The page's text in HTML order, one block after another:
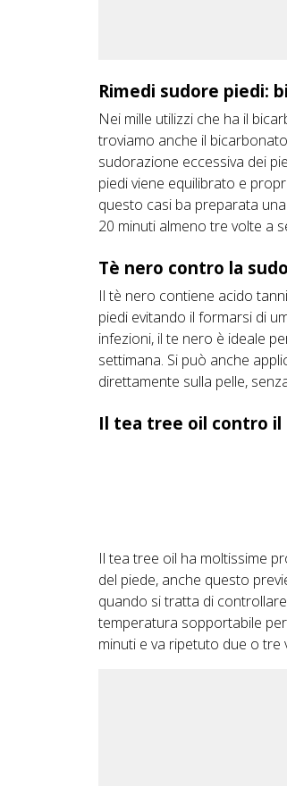
Rimedi sudore piedi:
Nei mille utilizzi che ha il
troviamo anche il
sudorazione eccessiva dei
piedi viene equilibrato e
questo casi ba preparata
20 minuti almeno tre volte a
Tè nero contro la
Il tè nero contiene acido
piedi evitando il formarsi di
infezioni, il te nero è ideale
settimana. Si può anche
direttamente sulla pelle,
Il tea tree oil contro il
Il tea tree oil ha moltissime
del piede, anche questo
quando si tratta di
temperatura sopportabile
minuti e va ripetuto due o tre